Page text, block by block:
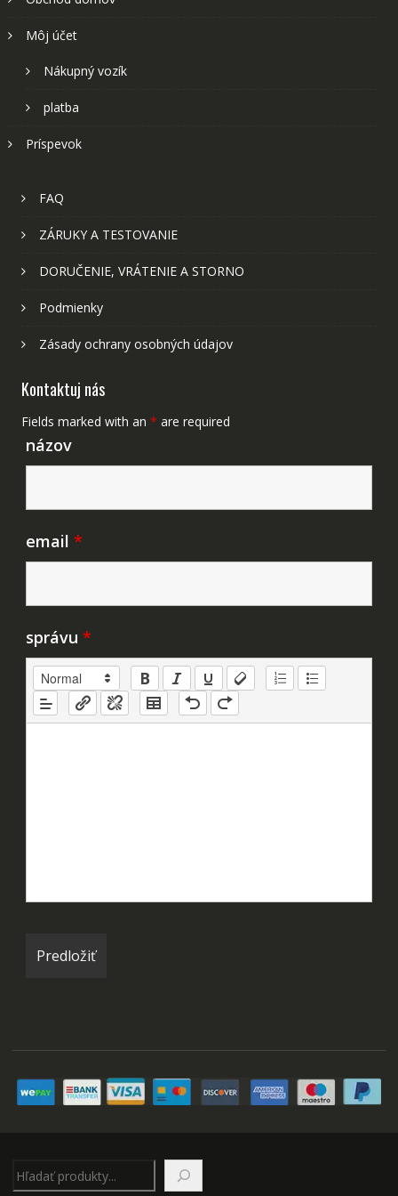
Môj účet
Nákupný vozík
platba
Príspevok
FAQ
ZÁRUKY A TESTOVANIE
DORUČENIE, VRÁTENIE A STORNO
Podmienky
Zásady ochrany osobných údajov
Kontaktuj nás
Fields marked with an * are required
názov
email *
správu *